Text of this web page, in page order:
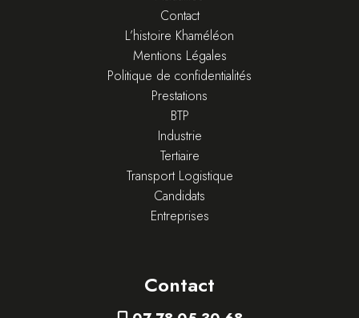
Contact
L’histoire Khaméléon
Mentions Légales
Politique de confidentialités
Prestations
BTP
Industrie
Tertiaire
Transport Logistique
Candidats
Entreprises
Contact